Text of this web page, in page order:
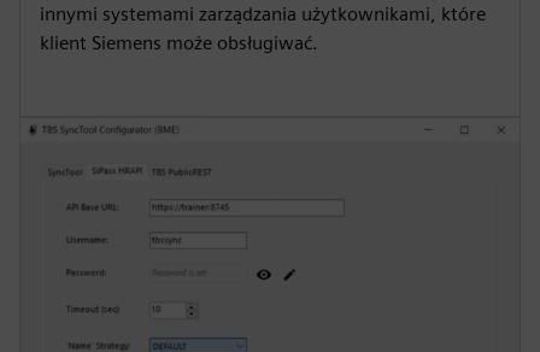
innymi systemami zarządzania użytkownikami, które
klient Siemens może obsługiwać.